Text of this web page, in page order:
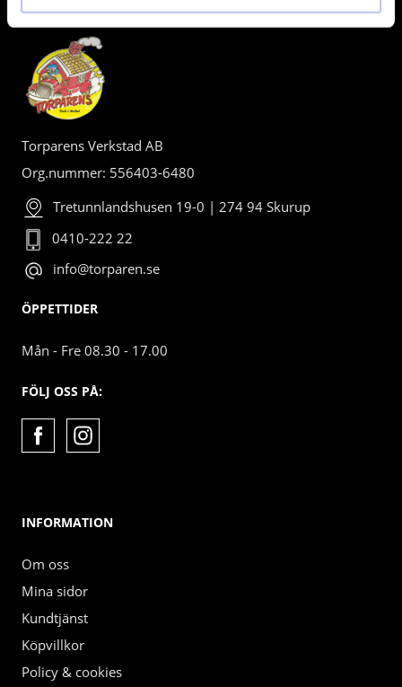
Torparens Verkstad AB
Org.nummer: 556403-6480
Tretunnlandshusen 19-0 | 274 94 Skurup
0410-222 22
info@torparen.se
ÖPPETTIDER
Mån - Fre 08.30 - 17.00
FÖLJ OSS PÅ:
INFORMATION
Om oss
Mina sidor
Kundtjänst
Köpvillkor
Policy & cookies